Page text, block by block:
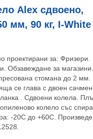
Alex сдвоено,
мм, 90 кг, I-White
проектирани за: Фризери.
Обзавеждане за магазини.
стомана до 2 мм.
се глава с двоен
. Сдвоени колела.
колело със
-20С до +60C.